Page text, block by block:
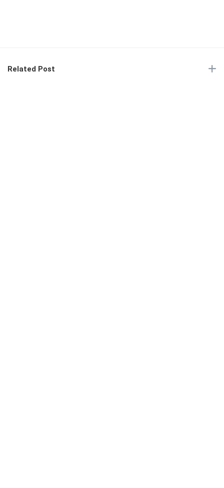
Related Post